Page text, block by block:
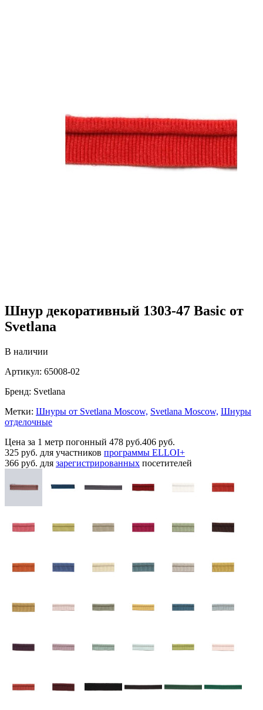
Шнур декоративный 1303-47 Basic от
Svetlana
В наличии
Артикул: 65008-02
Бренд: Svetlana
Метки: Шнуры от Svetlana Moscow, Svetlana Moscow, Шнуры
отделочные
Цена за 1 метр погонный 478 руб.406 руб.
325 руб. для участников программы ELLOI+
366 руб. для зарегистрированных посетителей